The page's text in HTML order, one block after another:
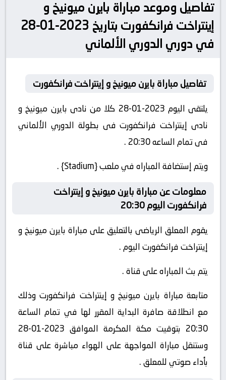
تفاصيل وموعد مباراة بايرن ميونيخ و
إينتراخت فرانكفورت بتاريخ 2023-01-28
في دوري الدوري الألماني
تفاصيل مباراة بايرن ميونيخ و إينتراخت فرانكفورت
يلتقى اليوم 2023-01-28 كلا من نادى بايرن ميونيخ و
نادى إينتراخت فرانكفورت فى بطولة الدوري الألماني
فى تمام الساعه 20:30 .
ويتم إستضافة المباراه في ملعب {Stadium} .
معلومات عن مباراة بايرن ميونيخ و إينتراخت
فرانكفورت اليوم 20:30
يقوم المعلق الرياضى بالتعليق على مباراة بايرن ميونيخ و
إينتراخت فرانكفورت اليوم .
يتم بث المباراه على قناة .
متابعة مباراة بايرن ميونيخ و إينتراخت فرانكفورت وذلك
مع انطلاقة صافرة البداية المقرر لها في تمام الساعة
20:30 بتوقيت مكة المكرمة الموافق 2023-01-28
وستنقل مباراة المواجهة على الهواء مباشرة على قناة
بأداء صوتي للمعلق .